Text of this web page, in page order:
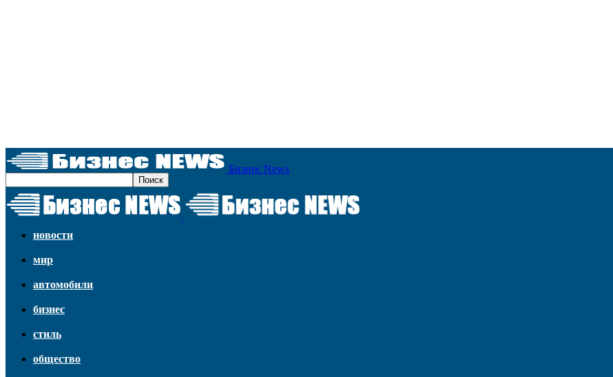
Бизнес News
новости
мир
автомобили
бизнес
стиль
общество